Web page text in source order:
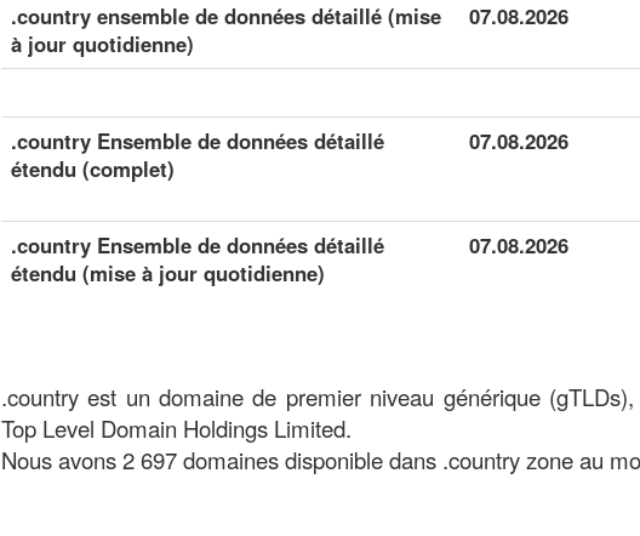
.country ensemble de données détaillé (mise
à jour quotidienne)
07.08.2026
.country Ensemble de données détaillé
étendu (complet)
07.08.2026
.country Ensemble de données détaillé
étendu (mise à jour quotidienne)
07.08.2026
.country est un domaine de premier niveau générique
Top Level Domain Holdings Limited.
Nous avons 2 697 domaines disponible dans .country zone au